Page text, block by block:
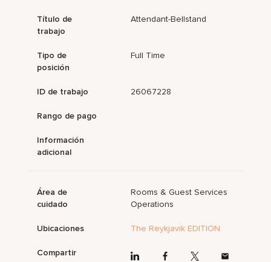
Título de
trabajo
Attendant-Bellstand
Tipo de
posición
Full Time
ID de trabajo 26067228
Rango de pago
Información
adicional
Área de
cuidado
Rooms & Guest Services
Operations
Ubicaciones The Reykjavik EDITION
Compartir